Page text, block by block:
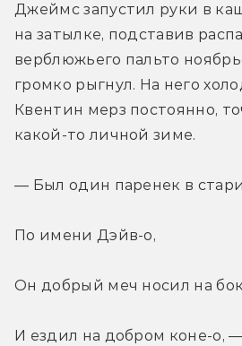
Джеймс запустил руки в
на затылке, подставив
верблюжьего пальто
громко рыгнул. На него
Квентин мерз постоянно,
какой-то личной зиме.
— Был один паренек в
По имени Дэйв-о,
Он добрый меч носил на
И ездил на добром коне-о,